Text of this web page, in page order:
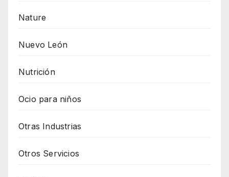
Nature
Nuevo León
Nutrición
Ocio para niños
Otras Industrias
Otros Servicios